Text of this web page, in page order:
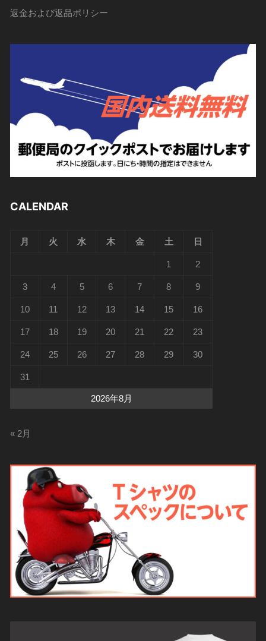
返金および返品ポリシー
CALENDAR
2026年8月
月 火 水 木 金 土 日
1 2
3 4 5 6 7 8 9
10 11 12 13 14 15 16
17 18 19 20 21 22 23
24 25 26 27 28 29 30
31
« 2月